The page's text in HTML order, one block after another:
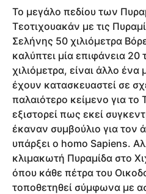
Το μεγάλο πεδίου των
Τεοτιχουακάν με τις
Σελήνης 50 χιλιόμετρα
καλύπτει μία επιφάνεια 20
χιλιόμετρα, είναι άλλο ένα
έχουν κατασκευαστεί σε
παλαιότερο κείμενο για το
εξιστορεί πως εκεί
έκαναν συμβούλιο για τον
υπάρξει ο homo Sapiens.
κλιμακωτή Πυραμίδα στο
όπου κάθε πέτρα του
τοποθετηθεί σύμφωνα με